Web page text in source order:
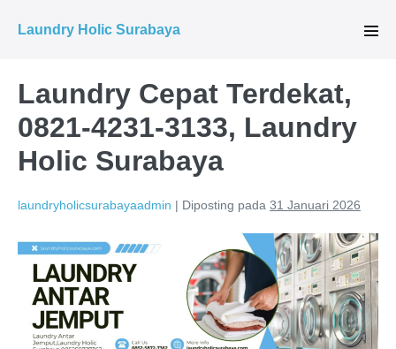
Laundry Holic Surabaya
Laundry Cepat Terdekat,
0821-4231-3133, Laundry
Holic Surabaya
laundryholicsurabayaadmin | Diposting pada 31 Januari 2026